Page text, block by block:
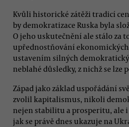
Kvůli historické zátěži tradicí
by demokratizace Ruska byla
O jeho uskutečnění ale stálo za
upřednostňování
ustavením silných
neblahé důsledky, z nichž se lze
Západ jako základ uspořádání
zvolil kapitalismus, nikoli
nejen stabilitu a prosperitu, ale
jak se právě dnes ukazuje na